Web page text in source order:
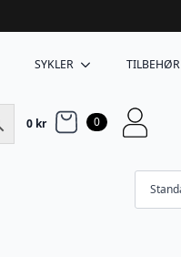
SYKLER TILBEHØR
0 kr 0